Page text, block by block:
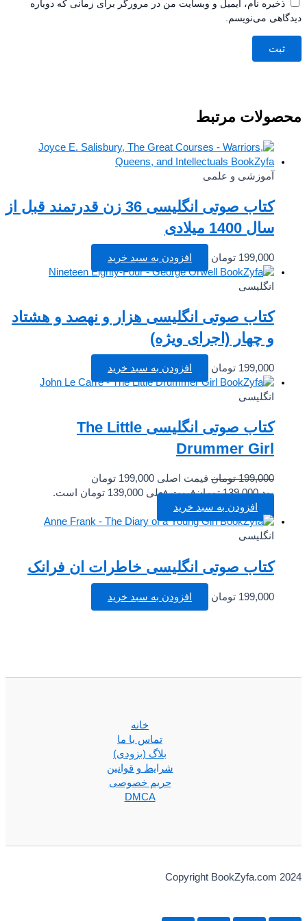
ذخیره نام، ایمیل و وبسایت من در مرورگر برای زمانی که دوباره
می‌نویسم.
مرتبط
آموزشی و علمی
کتاب صوتی انگلیسی 36 زن قدرتمند قبل از
سال 1400 میلادی
199,000 تومان افزودن به سبد خرید
انگلیسی
کتاب صوتی انگلیسی هزار و نهصد و هشتاد
و چهار (اجرای ویژه)
199,000 تومان افزودن به سبد خرید
انگلیسی
کتاب صوتی انگلیسی The Little
Drummer Girl
199,000 تومان
قیمت اصلی 199,000 تومان
139,000 تومانقیمت فعلی 139,000 تومان است.
افزودن به سبد خرید
انگلیسی
کتاب صوتی انگلیسی خاطرات ان فرانک
199,000 تومان افزودن به سبد خرید
تماس با ما
بلاگ (بزودی)
شرایط و قوانین
حریم خصوصی
DMCA
Copyright BookZyfa.com